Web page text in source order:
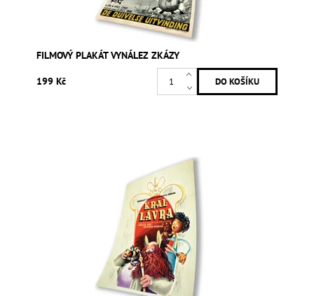
FILMOVÝ PLAKÁT VYNÁLEZ ZKÁZY
199 Kč